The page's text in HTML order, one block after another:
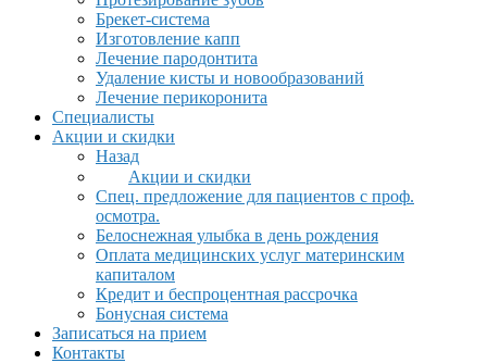
Брекет-система
Изготовление капп
Лечение пародонтита
Удаление кисты и новообразований
Лечение перикоронита
Специалисты
Акции и скидки
Назад
Акции и скидки
Спец. предложение для пациентов с проф.
осмотра.
Белоснежная улыбка в день рождения
Оплата медицинских услуг материнским
капиталом
Кредит и беспроцентная рассрочка
Бонусная система
Записаться на прием
Контакты